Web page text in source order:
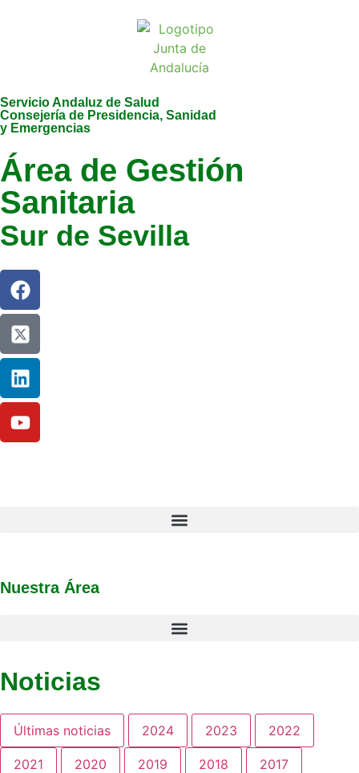
Servicio Andaluz de Salud
Consejería de Presidencia, Sanidad
y Emergencias
Área de Gestión
Sanitaria
Sur de Sevilla
Nuestra Área
Noticias
Últimas noticias 2024 2023 2022
2021 2020 2019 2018 2017